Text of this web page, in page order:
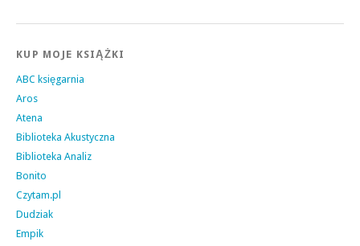
KUP MOJE KSIĄŻKI
ABC księgarnia
Aros
Atena
Biblioteka Akustyczna
Biblioteka Analiz
Bonito
Czytam.pl
Dudziak
Empik